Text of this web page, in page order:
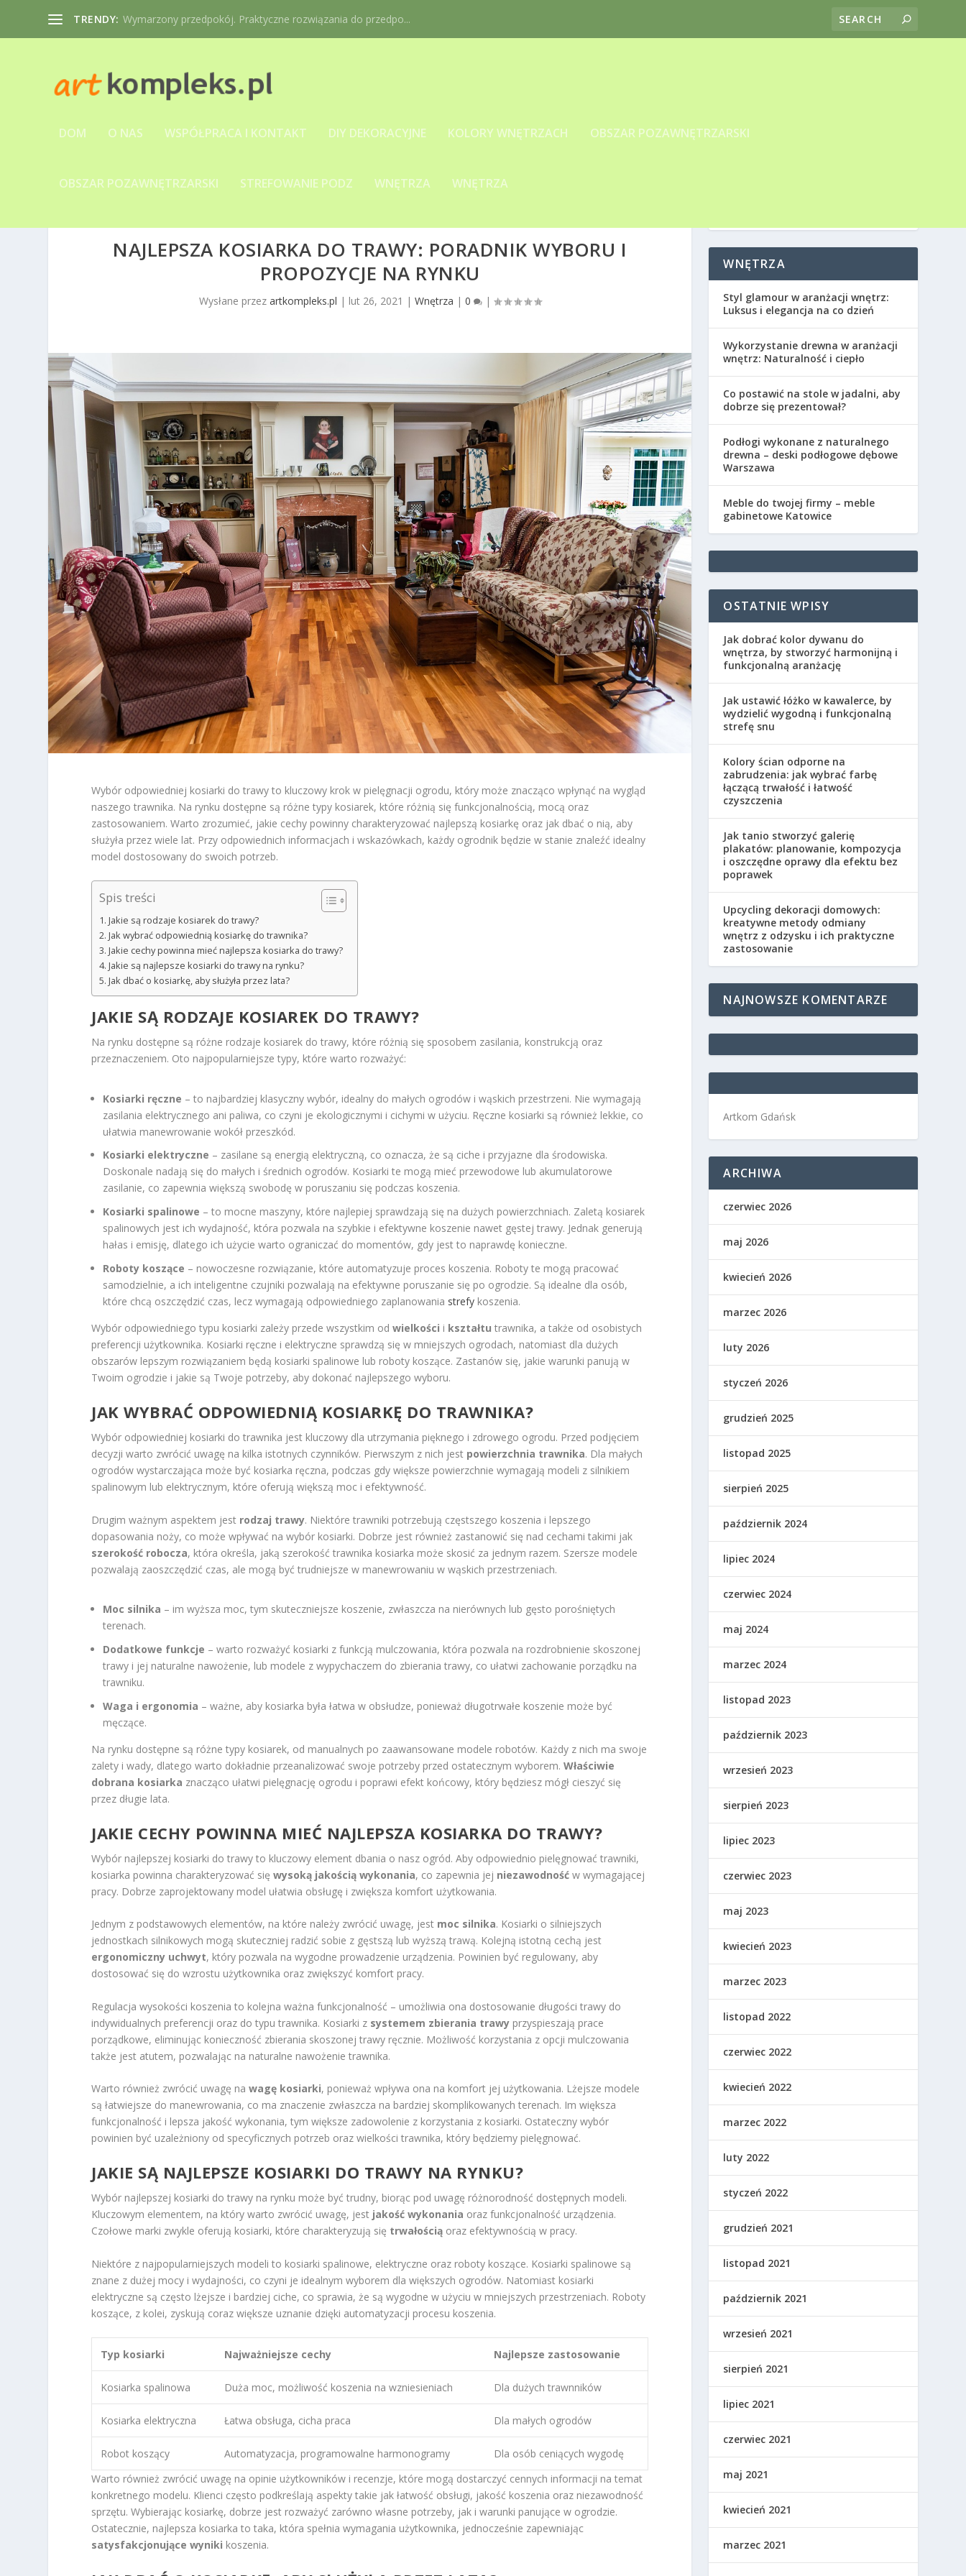
TRENDY: Wymarzony przedpokój. Praktyczne rozwiązania do przedpo...
DOM O NAS WSPÓŁPRACA I KONTAKT DIY DEKORACYJNE KOLORY WNĘTRZACH OBSZAR POZAWNĘTRZARSKI
OBSZAR POZAWNĘTRZARSKI STREFOWANIE PODZ WNĘTRZA WNĘTRZA
NAJLEPSZA KOSIARKA DO TRAWY: PORADNIK WYBORU I
PROPOZYCJE NA RYNKU
Wysłane przez artkompleks.pl | lut 26, 2021 | Wnętrza | 0 |
Wybór odpowiedniej kosiarki do trawy to kluczowy krok w pielęgnacji ogrodu, który może znacząco wpłynąć na wygląd
naszego trawnika. Na rynku dostępne są różne typy kosiarek, które różnią się funkcjonalnością, mocą oraz
zastosowaniem. Warto zrozumieć, jakie cechy powinny charakteryzować najlepszą kosiarkę oraz jak dbać o nią, aby
służyła przez wiele lat. Przy odpowiednich informacjach i wskazówkach, każdy ogrodnik będzie w stanie znaleźć idealny
model dostosowany do swoich potrzeb.
Spis treści
Jakie są rodzaje kosiarek do trawy?
Jak wybrać odpowiednią kosiarkę do trawnika?
Jakie cechy powinna mieć najlepsza kosiarka do trawy?
Jakie są najlepsze kosiarki do trawy na rynku?
Jak dbać o kosiarkę, aby służyła przez lata?
JAKIE SĄ RODZAJE KOSIAREK DO TRAWY?
Na rynku dostępne są różne rodzaje kosiarek do trawy, które różnią się sposobem zasilania, konstrukcją oraz
przeznaczeniem. Oto najpopularniejsze typy, które warto rozważyć:
Kosiarki ręczne – to najbardziej klasyczny wybór, idealny do małych ogrodów i wąskich przestrzeni. Nie wymagają
zasilania elektrycznego ani paliwa, co czyni je ekologicznymi i cichymi w użyciu. Ręczne kosiarki są również lekkie, co
ułatwia manewrowanie wokół przeszkód.
Kosiarki elektryczne – zasilane są energią elektryczną, co oznacza, że są ciche i przyjazne dla środowiska.
Doskonale nadają się do małych i średnich ogrodów. Kosiarki te mogą mieć przewodowe lub akumulatorowe
zasilanie, co zapewnia większą swobodę w poruszaniu się podczas koszenia.
Kosiarki spalinowe – to mocne maszyny, które najlepiej sprawdzają się na dużych powierzchniach. Zaletą kosiarek
spalinowych jest ich wydajność, która pozwala na szybkie i efektywne koszenie nawet gęstej trawy. Jednak generują
hałas i emisję, dlatego ich użycie warto ograniczać do momentów, gdy jest to naprawdę konieczne.
Roboty koszące – nowoczesne rozwiązanie, które automatyzuje proces koszenia. Roboty te mogą pracować
samodzielnie, a ich inteligentne czujniki pozwalają na efektywne poruszanie się po ogrodzie. Są idealne dla osób,
które chcą oszczędzić czas, lecz wymagają odpowiedniego zaplanowania strefy koszenia.
Wybór odpowiedniego typu kosiarki zależy przede wszystkim odwielkości i kształtu trawnika, a także od osobistych
preferencji użytkownika. Kosiarki ręczne i elektryczne sprawdzą się w mniejszych ogrodach, natomiast dla dużych
obszarów lepszym rozwiązaniem będą kosiarki spalinowe lub roboty koszące. Zastanów się, jakie warunki panują w
Twoim ogrodzie i jakie są Twoje potrzeby, aby dokonać najlepszego wyboru.
JAK WYBRAĆ ODPOWIEDNIĄ KOSIARKĘ DO TRAWNIKA?
Wybór odpowiedniej kosiarki do trawnika jest kluczowy dla utrzymania pięknego i zdrowego ogrodu. Przed podjęciem
decyzji warto zwrócić uwagę na kilka istotnych czynników. Pierwszym z nich jest powierzchnia trawnika. Dla małych
ogrodów wystarczająca może być kosiarka ręczna, podczas gdy większe powierzchnie wymagają modeli z silnikiem
spalinowym lub elektrycznym, które oferują większą moc i efektywność.
Drugim ważnym aspektem jest rodzaj trawy. Niektóre trawniki potrzebują częstszego koszenia i lepszego
dopasowania noży, co może wpływać na wybór kosiarki. Dobrze jest również zastanowić się nad cechami takimi jak
szerokość robocza, która określa, jaką szerokość trawnika kosiarka może skosić za jednym razem. Szersze modele
pozwalają zaoszczędzić czas, ale mogą być trudniejsze w manewrowaniu w wąskich przestrzeniach.
Moc silnika – im wyższa moc, tym skuteczniejsze koszenie, zwłaszcza na nierównych lub gęsto porośniętych
terenach.
Dodatkowe funkcje – warto rozważyć kosiarki z funkcją mulczowania, która pozwala na rozdrobnienie skoszonej
trawy i jej naturalne nawożenie, lub modele z wypychaczem do zbierania trawy, co ułatwi zachowanie porządku na
trawniku.
Waga i ergonomia – ważne, aby kosiarka była łatwa w obsłudze, ponieważ długotrwałe koszenie może być
męczące.
Na rynku dostępne są różne typy kosiarek, od manualnych po zaawansowane modele robotów. Każdy z nich ma swoje
zalety i wady, dlatego warto dokładnie przeanalizować swoje potrzeby przed ostatecznym wyborem.Właściwie
dobrana kosiarka znacząco ułatwi pielęgnację ogrodu i poprawi efekt końcowy, który będziesz mógł cieszyć się
przez długie lata.
JAKIE CECHY POWINNA MIEĆ NAJLEPSZA KOSIARKA DO TRAWY?
Wybór najlepszej kosiarki do trawy to kluczowy element dbania o nasz ogród. Aby odpowiednio pielęgnować trawniki,
kosiarka powinna charakteryzować sięwysoką jakością wykonania, co zapewnia jej niezawodność w wymagającej
pracy. Dobrze zaprojektowany model ułatwia obsługę i zwiększa komfort użytkowania.
Jednym z podstawowych elementów, na które należy zwrócić uwagę, jest moc silnika. Kosiarki o silniejszych
jednostkach silnikowych mogą skuteczniej radzić sobie z gęstszą lub wyższą trawą. Kolejną istotną cechą jest
ergonomiczny uchwyt, który pozwala na wygodne prowadzenie urządzenia. Powinien być regulowany, aby
dostosować się do wzrostu użytkownika oraz zwiększyć komfort pracy.
Regulacja wysokości koszenia to kolejna ważna funkcjonalność – umożliwia ona dostosowanie długości trawy do
indywidualnych preferencji oraz do typu trawnika. Kosiarki z systemem zbierania trawy przyspieszają prace
porządkowe, eliminując konieczność zbierania skoszonej trawy ręcznie. Możliwość korzystania z opcji mulczowania
także jest atutem, pozwalając na naturalne nawożenie trawnika.
Warto również zwrócić uwagę nawagę kosiarki, ponieważ wpływa ona na komfort jej użytkowania. Lżejsze modele
są łatwiejsze do manewrowania, co ma znaczenie zwłaszcza na bardziej skomplikowanych terenach. Im większa
funkcjonalność i lepsza jakość wykonania, tym większe zadowolenie z korzystania z kosiarki. Ostateczny wybór
powinien być uzależniony od specyficznych potrzeb oraz wielkości trawnika, który będziemy pielęgnować.
JAKIE SĄ NAJLEPSZE KOSIARKI DO TRAWY NA RYNKU?
Wybór najlepszej kosiarki do trawy na rynku może być trudny, biorąc pod uwagę różnorodność dostępnych modeli.
Kluczowym elementem, na który warto zwrócić uwagę, jest jakość wykonania oraz funkcjonalność urządzenia.
Czołowe marki zwykle oferują kosiarki, które charakteryzują się trwałością oraz efektywnością w pracy.
Niektóre z najpopularniejszych modeli to kosiarki spalinowe, elektryczne oraz roboty koszące. Kosiarki spalinowe są
znane z dużej mocy i wydajności, co czyni je idealnym wyborem dla większych ogrodów. Natomiast kosiarki
elektryczne są często lżejsze i bardziej ciche, co sprawia, że są wygodne w użyciu w mniejszych przestrzeniach. Roboty
koszące, z kolei, zyskują coraz większe uznanie dzięki automatyzacji procesu koszenia.
Typ kosiarki Najważniejsze cechy Najlepsze zastosowanie
Kosiarka spalinowa Duża moc, możliwość koszenia na wzniesieniach Dla dużych trawnników
Kosiarka elektryczna Łatwa obsługa, cicha praca Dla małych ogrodów
Robot koszący Automatyzacja, programowalne harmonogramy
Dla osób ceniących wygodę
Warto również zwrócić uwagę na opinie użytkowników i recenzje, które mogą dostarczyć cennych informacji na temat
konkretnego modelu. Klienci często podkreślają aspekty takie jak łatwość obsługi, jakość koszenia oraz niezawodność
sprzętu. Wybierając kosiarkę, dobrze jest rozważyć zarówno własne potrzeby, jak i warunki panujące w ogrodzie.
Ostatecznie, najlepsza kosiarka to taka, która spełnia wymagania użytkownika, jednocześnie zapewniając
satysfakcjonujące wyniki koszenia.
WNĘTRZA
Styl glamour w aranżacji wnętrz:
Luksus i elegancja na co dzień
Wykorzystanie drewna w aranżacji
wnętrz: Naturalność i ciepło
Co postawić na stole w jadalni, aby
dobrze się prezentował?
Podłogi wykonane z naturalnego
drewna – deski podłogowe dębowe
Warszawa
Meble do twojej firmy – meble
gabinetowe Katowice
OSTATNIE WPISY
Jak dobrać kolor dywanu do
wnętrza, by stworzyć harmonijną i
funkcjonalną aranżację
Jak ustawić łóżko w kawalerce, by
wydzielić wygodną i funkcjonalną
strefę snu
Kolory ścian odporne na
zabrudzenia: jak wybrać farbę
łączącą trwałość i łatwość
czyszczenia
Jak tanio stworzyć galerię
plakatów: planowanie, kompozycja
i oszczędne oprawy dla efektu bez
poprawek
Upcycling dekoracji domowych:
kreatywne metody odmiany
wnętrz z odzysku i ich praktyczne
zastosowanie
NAJNOWSZE KOMENTARZE
Artkom Gdańsk
ARCHIWA
czerwiec 2026
maj 2026
kwiecień 2026
marzec 2026
luty 2026
styczeń 2026
grudzień 2025
listopad 2025
sierpień 2025
październik 2024
lipiec 2024
czerwiec 2024
maj 2024
marzec 2024
listopad 2023
październik 2023
wrzesień 2023
sierpień 2023
lipiec 2023
czerwiec 2023
maj 2023
kwiecień 2023
marzec 2023
listopad 2022
czerwiec 2022
kwiecień 2022
marzec 2022
luty 2022
styczeń 2022
grudzień 2021
listopad 2021
październik 2021
wrzesień 2021
sierpień 2021
lipiec 2021
czerwiec 2021
maj 2021
kwiecień 2021
marzec 2021